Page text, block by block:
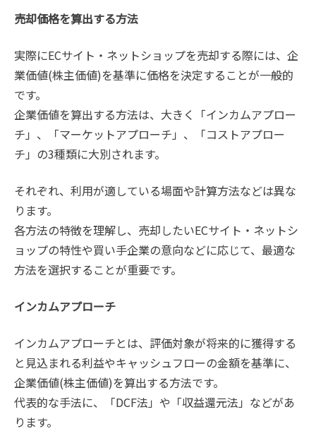
売却価格を算出する方法
実際にECサイト・ネットショップを売却する際には、企
業価値(株主価値)を基準に価格を決定することが一般的
です。
企業価値を算出する方法は、大きく「インカムアプロー
チ」、「マーケットアプローチ」、「コストアプロー
チ」の3種類に大別されます。
それぞれ、利用が適している場面や計算方法などは異な
ります。
各方法の特徴を理解し、売却したいECサイト・ネットシ
ョップの特性や買い手企業の意向などに応じて、最適な
方法を選択することが重要です。
インカムアプローチ
インカムアプローチとは、評価対象が将来的に獲得する
と見込まれる利益やキャッシュフローの金額を基準に、
企業価値(株主価値)を算出する方法です。
代表的な手法に、「DCF法」や「収益還元法」などがあ
ります。